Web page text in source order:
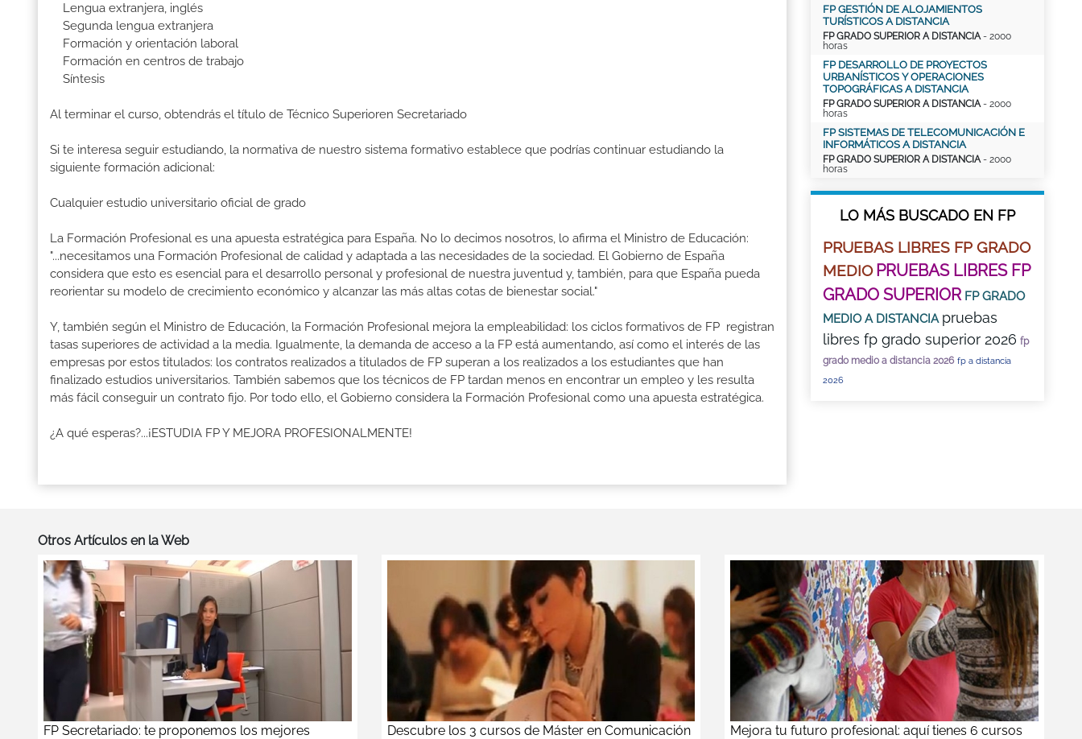
Lengua extranjera, inglés
Segunda lengua extranjera
Formación y orientación laboral
Formación en centros de trabajo
Síntesis
Al terminar el curso, obtendrás el título de Técnico Superioren Secretariado
Si te interesa seguir estudiando, la normativa de nuestro sistema formativo establece que podrías continuar estudiando la
siguiente formación adicional:
Cualquier estudio universitario oficial de grado
La Formación Profesional es una apuesta estratégica para España. No lo decimos nosotros, lo afirma el Ministro de Educación:
"...necesitamos una Formación Profesional de calidad y adaptada a las necesidades de la sociedad. El Gobierno de España
considera que esto es esencial para el desarrollo personal y profesional de nuestra juventud y, también, para que España pueda
reorientar su modelo de crecimiento económico y alcanzar las más altas cotas de bienestar social."
Y, también según el Ministro de Educación, la Formación Profesional mejora la empleabilidad: los ciclos formativos de FP registran
tasas superiores de actividad a la media. Igualmente, la demanda de acceso a la FP está aumentando, así como el interés de las
empresas por estos titulados: los contratos realizados a titulados de FP superan a los realizados a los estudiantes que han
finalizado estudios universitarios. También sabemos que los técnicos de FP tardan menos en encontrar un empleo y les resulta
más fácil conseguir un contrato fijo. Por todo ello, el Gobierno considera la Formación Profesional como una apuesta estratégica.
¿A qué esperas?...¡ESTUDIA FP Y MEJORA PROFESIONALMENTE!
FP GESTIÓN DE ALOJAMIENTOS
TURÍSTICOS A DISTANCIA
FP GRADO SUPERIOR A DISTANCIA- 2000
horas
FP DESARROLLO DE PROYECTOS
URBANÍSTICOS Y OPERACIONES
TOPOGRÁFICAS A DISTANCIA
FP GRADO SUPERIOR A DISTANCIA- 2000
horas
FP SISTEMAS DE TELECOMUNICACIÓN E
INFORMÁTICOS A DISTANCIA
FP GRADO SUPERIOR A DISTANCIA- 2000
horas
LO MÁS BUSCADO EN FP
PRUEBAS LIBRES FP GRADO
MEDIO PRUEBAS LIBRES FP
GRADO SUPERIOR FP GRADO
MEDIO A DISTANCIA pruebas
libres fp grado superior 2026 fp
grado medio a distancia 2026 fp a distancia
2026
Otros Artículos en la Web
FP Secretariado: te proponemos los mejores
Descubre los 3 cursos de Máster en Comunicación
Mejora tu futuro profesional: aquí tienes 6 cursos